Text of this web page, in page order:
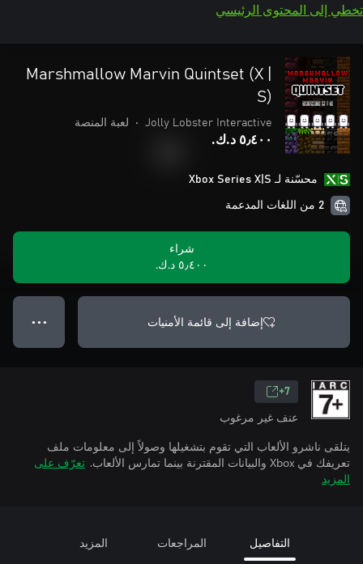
تخطي إلى المحتوى الرئيسي
Marshmallow Marvin Quintset (X |
S)
Jolly Lobster Interactive
• لعبة المنصة
٥٫٤٠٠ د.ك.‏
محسّنة لـ Xbox Series X|S
2 من اللغات المدعمة
شراء
٥٫٤٠٠ د.ك.‏
إضافة إلى قائمة الأمنيات ● ● ●
7+
عنف غير مرغوب
يتلقى ناشرو الألعاب التي تقوم بتشغيلها وصولاً إلى معلومات ملف
تعريفك في Xbox والبيانات المقترنة بينما تمارس الألعاب.
تعرّف على
المزيد
التفاصيل المراجعات المزيد